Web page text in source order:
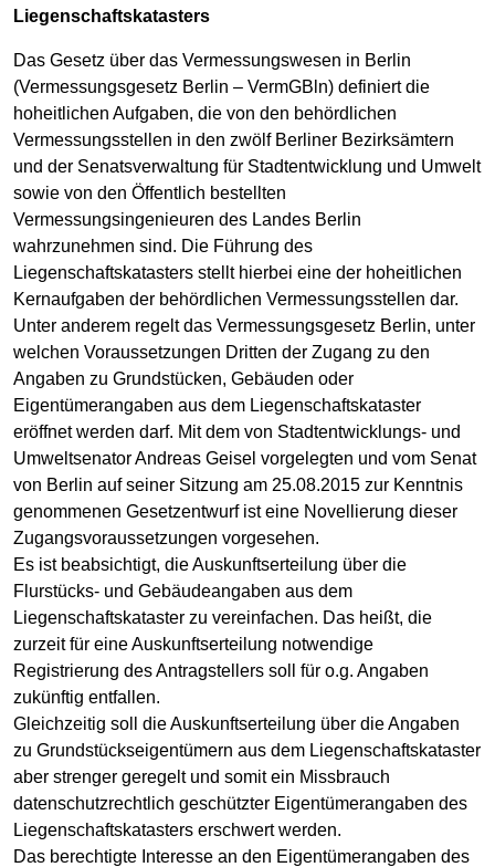
Liegenschaftskatasters
Das Gesetz über das Vermessungswesen in Berlin
(Vermessungsgesetz Berlin – VermGBln) definiert die
hoheitlichen Aufgaben, die von den behördlichen
Vermessungsstellen in den zwölf Berliner Bezirksämtern
und der Senatsverwaltung für Stadtentwicklung und Umwelt
sowie von den Öffentlich bestellten
Vermessungsingenieuren des Landes Berlin
wahrzunehmen sind. Die Führung des
Liegenschaftskatasters stellt hierbei eine der hoheitlichen
Kernaufgaben der behördlichen Vermessungsstellen dar.
Unter anderem regelt das Vermessungsgesetz Berlin, unter
welchen Voraussetzungen Dritten der Zugang zu den
Angaben zu Grundstücken, Gebäuden oder
Eigentümerangaben aus dem Liegenschaftskataster
eröffnet werden darf. Mit dem von Stadtentwicklungs- und
Umweltsenator Andreas Geisel vorgelegten und vom Senat
von Berlin auf seiner Sitzung am 25.08.2015 zur Kenntnis
genommenen Gesetzentwurf ist eine Novellierung dieser
Zugangsvoraussetzungen vorgesehen.
Es ist beabsichtigt, die Auskunftserteilung über die
Flurstücks- und Gebäudeangaben aus dem
Liegenschaftskataster zu vereinfachen. Das heißt, die
zurzeit für eine Auskunftserteilung notwendige
Registrierung des Antragstellers soll für o.g. Angaben
zukünftig entfallen.
Gleichzeitig soll die Auskunftserteilung über die Angaben
zu Grundstückseigentümern aus dem Liegenschaftskataster
aber strenger geregelt und somit ein Missbrauch
datenschutzrechtlich geschützter Eigentümerangaben des
Liegenschaftskatasters erschwert werden.
Das berechtigte Interesse an den Eigentümerangaben des